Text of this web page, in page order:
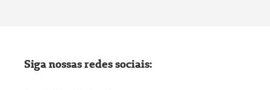
Siga nossas redes sociais: